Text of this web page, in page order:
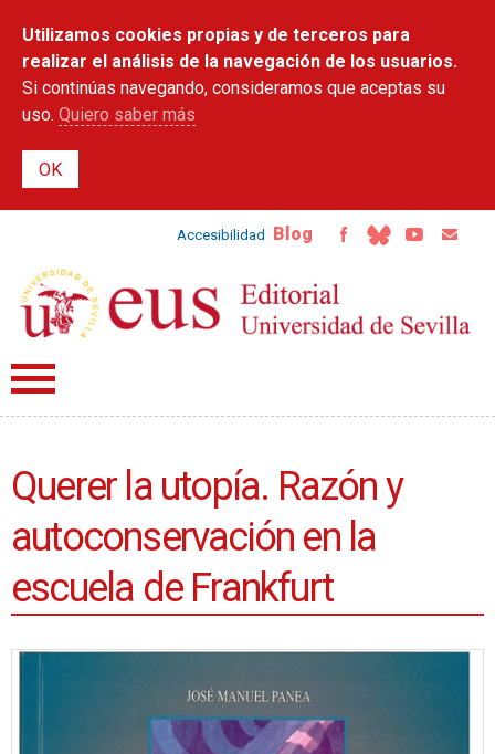
contenido
principal
Utilizamos cookies propias y de terceros para
realizar el análisis de la navegación de los usuarios.
Si continúas navegando, consideramos que aceptas su
uso. Quiero saber más
Accesibilidad Blog
Querer la utopía. Razón y
autoconservación en la
escuela de Frankfurt